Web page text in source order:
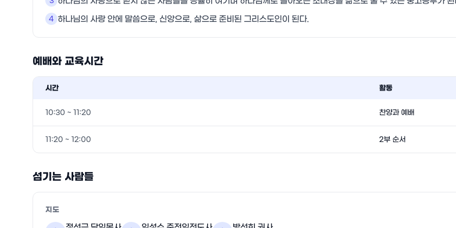
4 하나님의 사랑 안에 말씀으로, 신앙으로, 삶으로 준비된 그리스도인이 된다.
예배와 교육시간
시간 활동
10:30 ~ 11:20 찬양과 예배
11:20 ~ 12:00 2부 순서
섬기는 사람들
지도